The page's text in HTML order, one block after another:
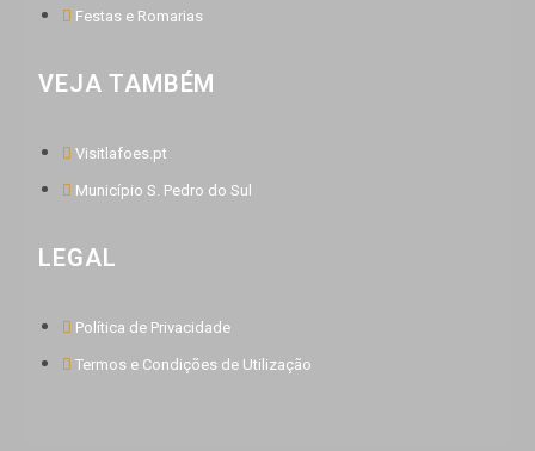
Festas e Romarias
VEJA TAMBÉM
Visitlafoes.pt
Município S. Pedro do Sul
LEGAL
Política de Privacidade
Termos e Condições de Utilização